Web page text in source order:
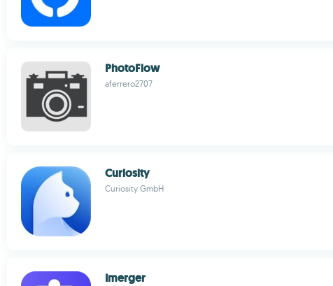
PhotoFlow
aferrero2707
Curiosity
Curiosity GmbH
Imerger